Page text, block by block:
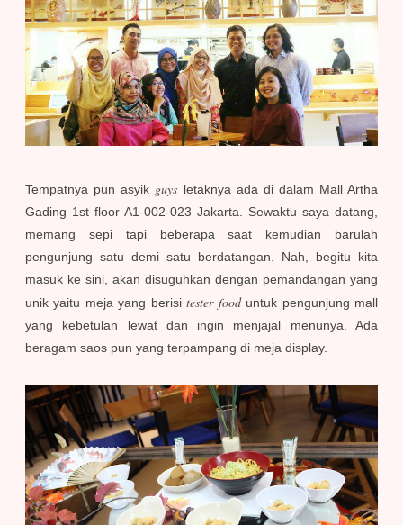
Tempatnya pun asyik guys letaknya ada di dalam Mall Artha
Gading 1st floor A1-002-023 Jakarta. Sewaktu saya datang,
memang sepi tapi beberapa saat kemudian barulah
pengunjung satu demi satu berdatangan. Nah, begitu kita
masuk ke sini, akan disuguhkan dengan pemandangan yang
unik yaitu meja yang berisitester fooduntuk pengunjung mall
yang kebetulan lewat dan ingin menjajal menunya. Ada
beragam saos pun yang terpampang di meja display.